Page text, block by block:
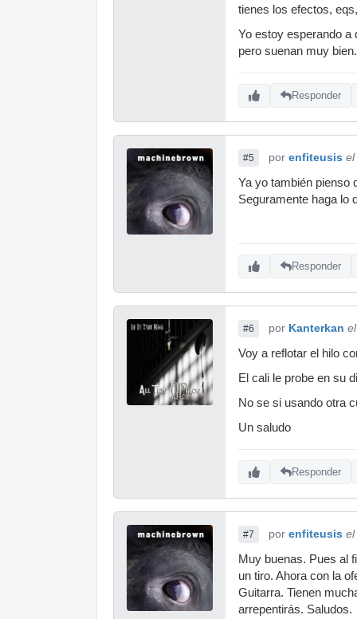
tienes los efectos,
Yo estoy esperando a
pero suenan muy bien.
Responder
#5 por enfiteusis el
Ya yo también pienso
Seguramente haga lo
Responder
#6 por Kanterkan
Voy a reflotar el hilo
El cali le probe en su
No se si usando otra
Un saludo
Responder
#7 por enfiteusis el
Muy buenas. Pues al
un tiro. Ahora con la
Guitarra. Tienen
arrepentirás. Saludos.